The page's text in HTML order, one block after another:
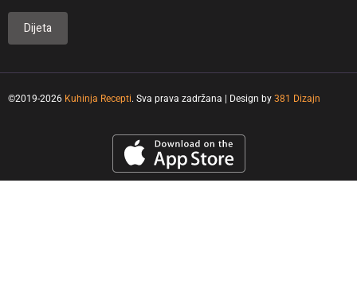
Dijeta
©2019-2026 Kuhinja Recepti. Sva prava zadržana | Design by 381 Dizajn